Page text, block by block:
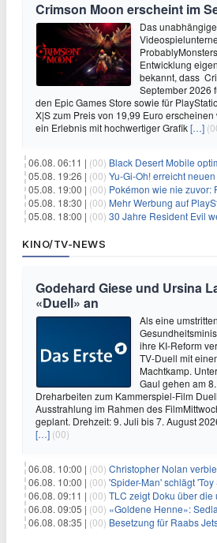
Crimson Moon erscheint im
Das unabhängige
Entwicklung
bekannt, dass
September 2026
den Epic Games Store sowie für
X|S zum Preis von 19,99 Euro
ein Erlebnis mit hochwertiger Grafik[…]
06.08. 06:11 | (00) Black Desert Mobile optimiert
05.08. 19:26 | (00) Yu‑Gi‑Oh! erreicht neuen
05.08. 19:00 | (00) Pokémon wie nie zuvor: Fan-Mod
05.08. 18:30 | (00) Mehr Werbung auf PlayStation?
05.08. 18:00 | (00) 30 Jahre Resident Evil werden
KINO/TV-NEWS
Godehard Giese und Ursina
«Duell» an
Als eine
ihre KI-Reform
TV-Duell mit
Machtkamp.
Gaul gehen am
Dreharbeiten zum Kammerspiel-Film
Ausstrahlung im Rahmen des
geplant. Drehzeit: 9. Juli bis 7. August
[…] (00)
06.08. 10:00 | (00) Christopher Nolan
06.08. 10:00 | (00) 'Spider-Man' schlägt 'Toy Story 5': Tom
06.08. 09:11 | (00) TLC zeigt Doku über die
06.08. 09:05 | (00) «Goldene Henne»:
06.08. 08:35 | (00) Besetzung für Raabs